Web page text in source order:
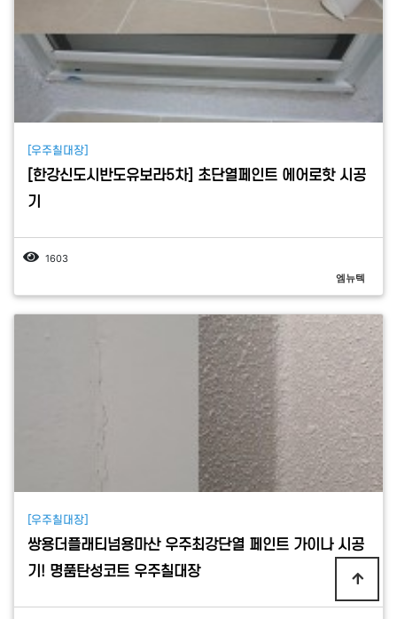
[우주칠대장]
[한강신도시반도유보라5차] 초단열페인트 에어로핫 시공
기
1603
엠뉴텍
[우주칠대장]
쌍용더플래티넘용마산 우주최강단열 페인트 가이나 시공
기! 명품탄성코트 우주칠대장